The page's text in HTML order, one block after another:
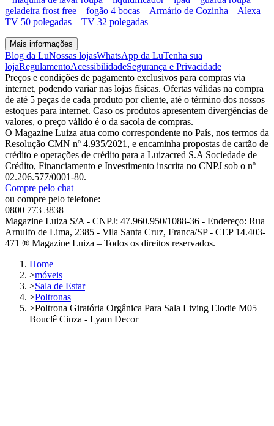
geladeira frost free – fogão 4 bocas – Armário de Cozinha – Alexa –
TV 50 polegadas – TV 32 polegadas
Mais informações
Blog da LuNossas lojasWhatsApp da LuTenha sua
lojaRegulamentoAcessibilidadeSegurança e Privacidade
Preços e condições de pagamento exclusivos para compras via
internet, podendo variar nas lojas físicas. Ofertas válidas na compra
de até 5 peças de cada produto por cliente, até o término dos nossos
estoques para internet. Caso os produtos apresentem divergências de
valores, o preço válido é o da sacola de compras.
O Magazine Luiza atua como correspondente no País, nos termos da
Resolução CMN nº 4.935/2021, e encaminha propostas de cartão de
crédito e operações de crédito para a Luizacred S.A Sociedade de
Crédito, Financiamento e Investimento inscrita no CNPJ sob o nº
02.206.577/0001-80.
Compre pelo chat
ou compre pelo telefone:
0800 773 3838
Magazine Luiza S/A - CNPJ: 47.960.950/1088-36 - Endereço: Rua
Arnulfo de Lima, 2385 - Vila Santa Cruz, Franca/SP - CEP 14.403-
471 ® Magazine Luiza – Todos os direitos reservados.
Home
>móveis
>Sala de Estar
>Poltronas
>Poltrona Giratória Orgânica Para Sala Living Elodie M05
Bouclê Cinza - Lyam Decor